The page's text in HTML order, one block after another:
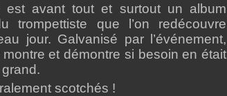
est avant tout et surtout un album
trompettiste que l’on redécouvre
jour. Galvanisé par l’événement,
et démontre si besoin en était
grand.
scotchés !